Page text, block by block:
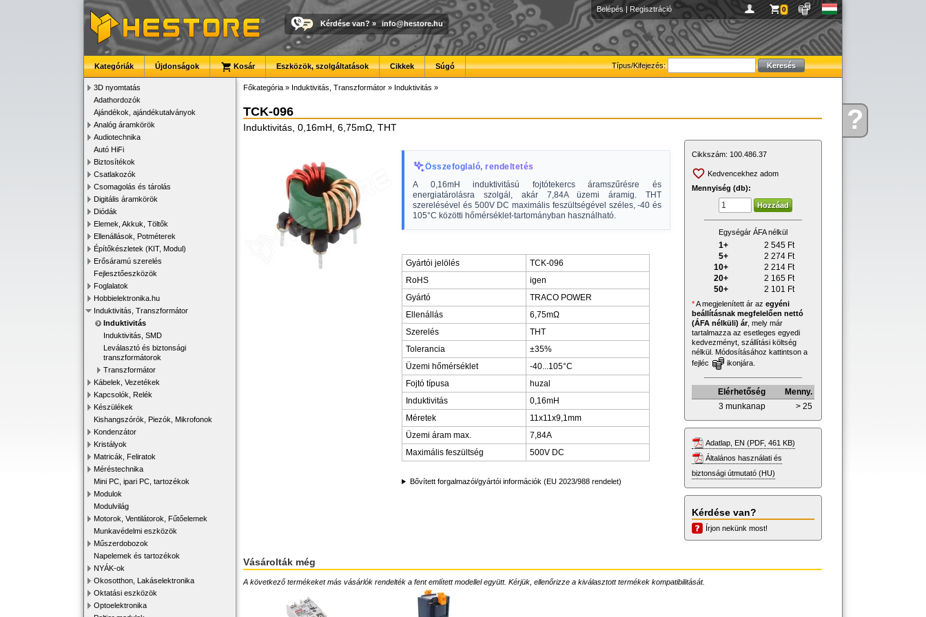
Kérdése?
Belépés | Regisztráció 0
Kérdése van? » info@hestore.hu
Típus/Kifejezés:
Kategóriák Újdonságok Kosár Eszközök, szolgáltatások Cikkek Súgó
3D nyomtatás
Adathordozók
Ajándékok, ajándékutalványok
Analóg áramkörök
Audiotechnika
Autó HiFi
Biztosítékok
Csatlakozók
Csomagolás és tárolás
Digitális áramkörök
Diódák
Elemek, Akkuk, Töltők
Ellenállások, Potméterek
Építőkészletek (KIT, Modul)
Erősáramú szerelés
Fejlesztőeszközök
Foglalatok
Hobbielektronika.hu
Induktivitás, Transzformátor
Induktivitás
Induktivitás, SMD
Leválasztó és biztonsági
transzformátorok
Transzformátor
Kábelek, Vezetékek
Kapcsolók, Relék
Készülékek
Kishangszórók, Piezók, Mikrofonok
Kondenzátor
Kristályok
Matricák, Feliratok
Méréstechnika
Mini PC, ipari PC, tartozékok
Modulok
Modulvilág
Motorok, Ventilátorok, Fűtőelemek
Munkavédelmi eszközök
Műszerdobozok
Napelemek és tartozékok
NYÁK-ok
Okosotthon, Lakáselektronika
Oktatási eszközök
Optoelektronika
Főkategória » Induktivitás, Transzformátor » Induktivitás »
TCK-096
Induktivitás, 0,16mH, 6,75mΩ, THT
Összefoglaló, rendeltetés
A 0,16mH induktivitású fojtótekercs áramszűrésre és
energiatárolásra szolgál, akár 7,84A üzemi áramig. THT
szerelésével és 500V DC maximális feszültségével széles, -40 és
105°C közötti hőmérséklet-tartományban használható.
Gyártói jelölés
TCK-096
RoHS
igen
Gyártó
TRACO POWER
Ellenállás
6,75mΩ
Szerelés
THT
Tolerancia
±35%
Üzemi hőmérséklet
-40...105°C
Fojtó típusa
huzal
Induktivitás
0,16mH
Méretek
11x11x9,1mm
Üzemi áram max.
7,84A
Maximális feszültség
500V DC
Bővített forgalmazói/gyártói információk (EU 2023/988 rendelet)
Cikkszám: 100.486.37
Kedvencekhez adom
Mennyiség (db):
Egységár ÁFA nélkül
1+ 2 545 Ft
5+
2 274 Ft
10+
2 214 Ft
20+
2 165 Ft
50+
2 101 Ft
*A megjelenített ár az egyéni
beállításnak megfelelően nettó
(ÁFA nélküli) ár, mely már
tartalmazza az esetleges egyedi
kedvezményt, szállítási költség
nélkül. Módosításához kattintson a
fejléc
ikonjára.
Elérhetőség
Menny.
3 munkanap
> 25
Adatlap, EN (PDF, 461 KB)
Általános használati és
biztonsági útmutató (HU)
Kérdése van?
Írjon nekünk most!
Vásárolták még
A következő termékeket más vásárlók rendelték a fent említett modellel együtt. Kérjük, ellenőrizze a kiválasztott termékek kompatibilitását.